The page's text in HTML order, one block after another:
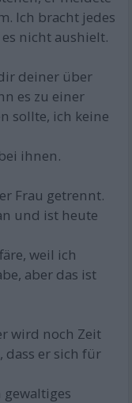
Ich bracht jedes
nicht aushielt.
deiner über
es zu einer
sollte, ich keine
ihnen.
Frau getrennt.
und ist heute
weil ich
aber das ist
wird noch Zeit
er sich für